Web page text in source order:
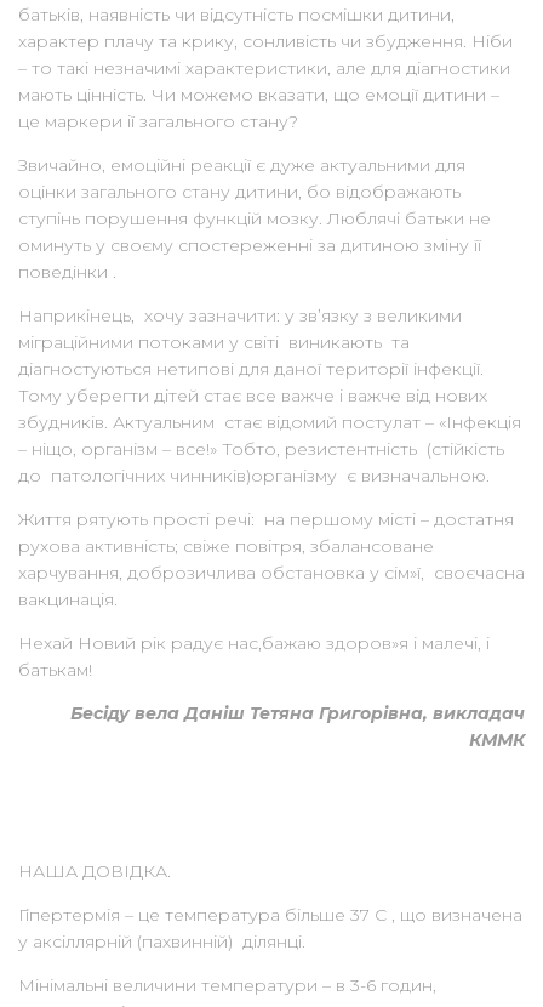
батьків, наявність чи відсутність посмішки дитини,
характер плачу та крику, сонливість чи збудження. Ніби
– то такі незначимі характеристики, але для діагностики
мають цінність. Чи можемо вказати, що емоції дитини –
це маркери ії загального стану?
Звичайно, емоційні реакції є дуже актуальними для
оцінки загального стану дитини, бо відображають
ступінь порушення функцій мозку. Люблячі батьки не
оминуть у своєму спостереженні за дитиною зміну її
поведінки .
Наприкінець, хочу зазначити: у зв’язку з великими
міграційними потоками у світі виникають та
діагностуються нетипові для даної території інфекції.
Тому уберегти дітей стає все важче і важче від нових
збудників. Актуальним стає відомий постулат – «Інфекція
– ніщо, організм – все!» Тобто, резистентність (стійкість
до патологічних чинників)організму є визначальною.
Життя рятують прості речі: на першому місті – достатня
рухова активність; свіже повітря, збалансоване
харчування, доброзичлива обстановка у сім»ї, своєчасна
вакцинація.
Нехай Новий рік радує нас,бажаю здоров»я і малечі, і
батькам!
Бесіду вела Даніш Тетяна Григорівна, викладач
КММК
НАША ДОВІДКА.
Гіпертермія – це температура більше 37 С , що визначена
у аксіллярній (пахвинній) ділянці.
Мінімальні величини температури – в 3-6 годин,